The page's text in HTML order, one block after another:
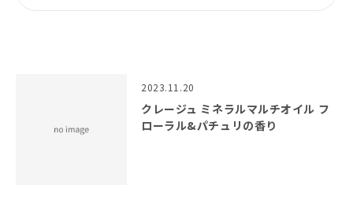
2023.11.20
クレージュ ミネラルマルチオイル フ
ローラル&パチュリの香り